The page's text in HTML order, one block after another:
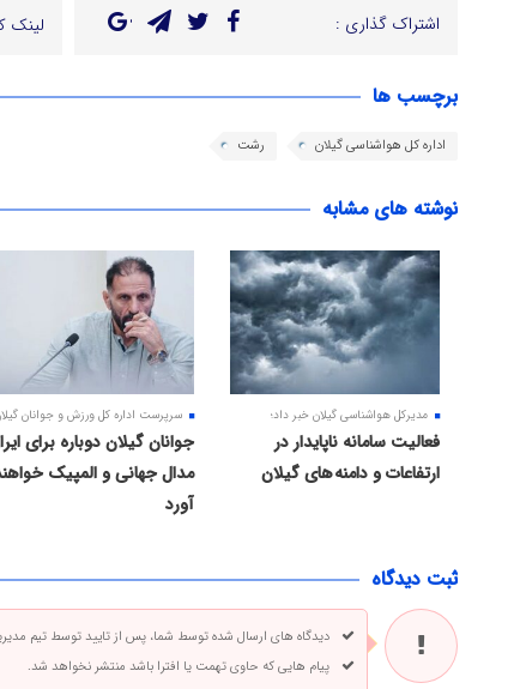
اشتراک گذاری : لینک
برچسب ها
اداره کل هواشناسی گیلان رشت
نوشته های مشابه
مدیرکل هواشناسی گیلان خبر داد؛
فعالیت سامانه ناپایدار در
ارتفاعات و دامنه های گیلان
سرپرست اداره کل ورزش و جوانان
جوانان گیلان دوباره برای
مدال جهانی و المپیک
آورد
ثبت دیدگاه
دیدگاه های ارسال شده توسط شما، پس از تایید توسط تیم
پیام هایی که حاوی تهمت یا افترا باشد منتشر نخواهد شد.